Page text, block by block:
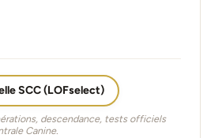
SCC (LOFselect)
descendance, tests officiels
Canine.